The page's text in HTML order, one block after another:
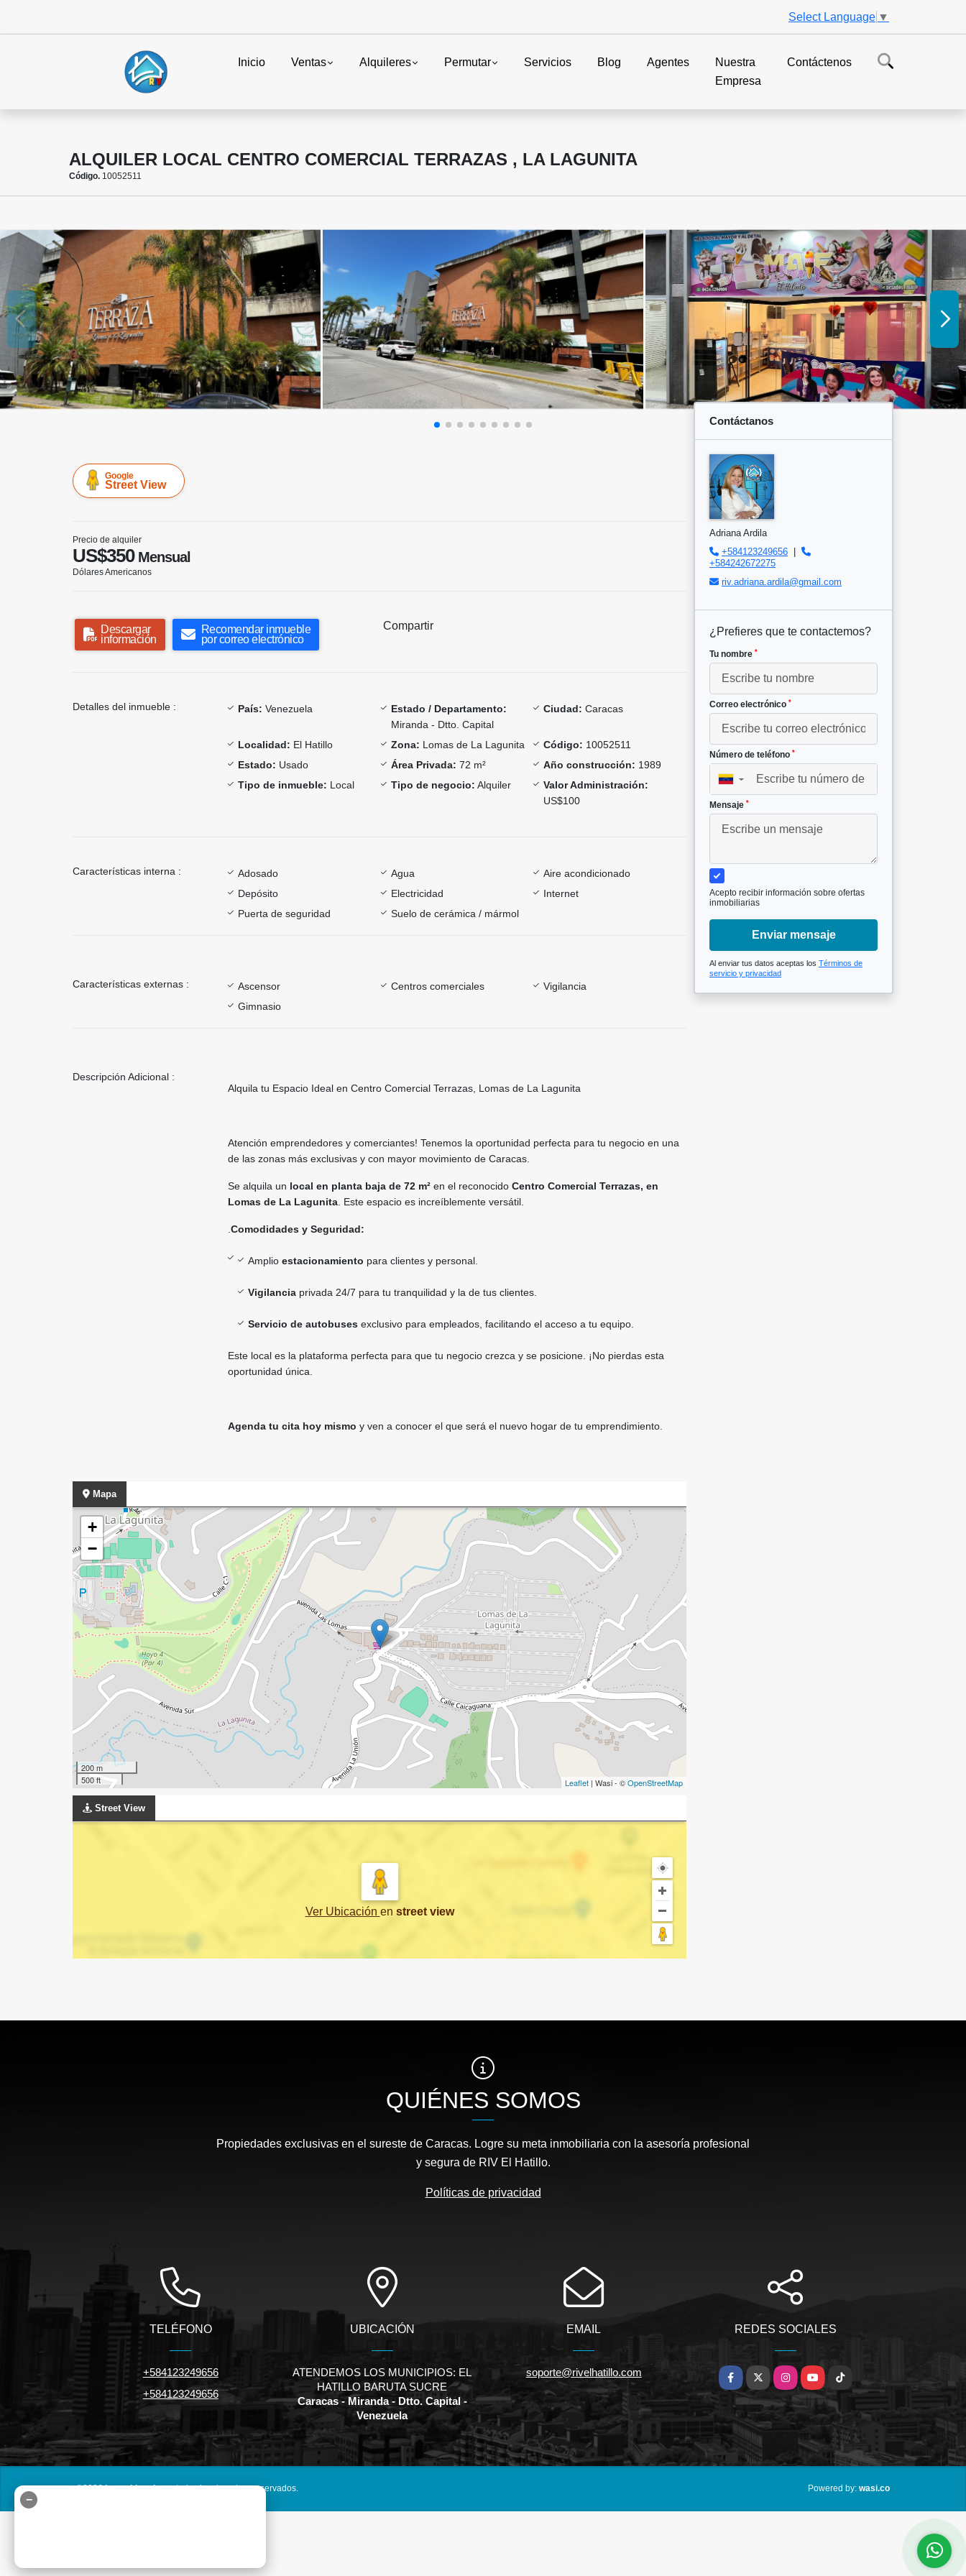
Select Language ▼
Inicio Ventas Alquileres Permutar Servicios Blog Agentes
Nuestra
Empresa
Contáctenos
ALQUILER LOCAL CENTRO COMERCIAL TERRAZAS , LA LAGUNITA
Código. 10052511
Google
Street View
Precio de alquiler
US$350Mensual
Dólares Americanos
Descargar
información
Recomendar inmueble
por correo electrónico
Compartir
Detalles del inmueble : País: Venezuela
Estado / Departamento:
Miranda - Dtto. Capital
Ciudad: Caracas
Localidad: El Hatillo Zona: Lomas de La Lagunita Código: 10052511
Estado: Usado Área Privada: 72 m² Año construcción: 1989
Tipo de inmueble: Local Tipo de negocio: Alquiler
Valor Administración:
US$100
Características interna : Adosado Agua
Aire acondicionado
Depósito
Electricidad
Internet
Puerta de seguridad
Suelo de cerámica / mármol
Características externas : Ascensor Centros comerciales
Vigilancia
Gimnasio
Descripción Adicional :
Alquila tu Espacio Ideal en Centro Comercial Terrazas, Lomas de La Lagunita
Atención emprendedores y comerciantes! Tenemos la oportunidad perfecta para tu negocio en una
de las zonas más exclusivas y con mayor movimiento de Caracas.
Se alquila un local en planta baja de 72 m² en el reconocido Centro Comercial Terrazas, en
Lomas de La Lagunita. Este espacio es increíblemente versátil.
.Comodidades y Seguridad:
Amplio estacionamiento para clientes y personal.
Vigilancia privada 24/7 para tu tranquilidad y la de tus clientes.
Servicio de autobuses exclusivo para empleados, facilitando el acceso a tu equipo.
Este local es la plataforma perfecta para que tu negocio crezca y se posicione. ¡No pierdas esta
oportunidad única.
Agenda tu cita hoy mismo y ven a conocer el que será el nuevo hogar de tu emprendimiento.
Mapa
+
−
200 m
500 ft
Leaflet | Wasi - ©OpenStreetMap
Street View
Ver Ubicación en street view
Contáctanos
Adriana Ardila
+584123249656
+584242672275
riv.adriana.ardila@gmail.com
¿Prefieres que te contactemos?
Tu nombre *
Correo electrónico *
Número de teléfono *
▼
Mensaje *
Acepto recibir información sobre ofertas
inmobiliarias
Enviar mensaje
Al enviar tus datos aceptas los Términos de
servicio y privacidad
QUIÉNES SOMOS
Propiedades exclusivas en el sureste de Caracas. Logre su meta inmobiliaria con la asesoría profesional
y segura de RIV El Hatillo.
Políticas de privacidad
TELÉFONO
+584123249656
+584123249656
UBICACIÓN
ATENDEMOS LOS MUNICIPIOS: EL
HATILLO BARUTA SUCRE
Caracas - Miranda - Dtto. Capital -
Venezuela
EMAIL
soporte@rivelhatillo.com
REDES SOCIALES
Facebook
X InstagramYouTubeTikTok
©2026inmuebles.riv.ve, todos los derechos reservados. Powered by: wasi.co
−